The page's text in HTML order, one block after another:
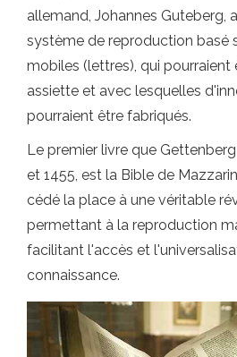
allemand, Johannes Guteberg,
système de reproduction basé
mobiles (lettres), qui pourraient
assiette et avec lesquelles
pourraient être fabriqués.
Le premier livre que
et 1455, est la Bible de
cédé la place à une véritable
permettant à la reproduction
facilitant l'accès et
connaissance.